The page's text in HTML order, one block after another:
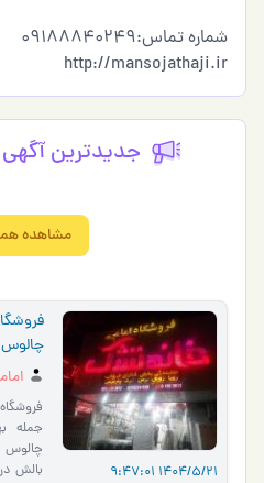
شماره تماس:09188840249
http://mansojathaji.ir
جدیدترین
مشاهده
1404/5/21 9:47:01
چالوس
جمله